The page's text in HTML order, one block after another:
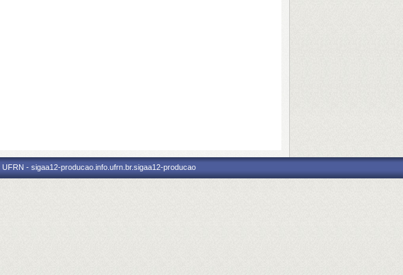
- sigaa12-producao.info.ufrn.br.sigaa12-producao